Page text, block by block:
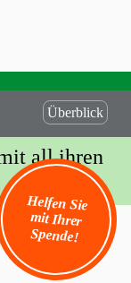
Helfen Sie
mit Ihrer
Spende!
Überblick
all ihren